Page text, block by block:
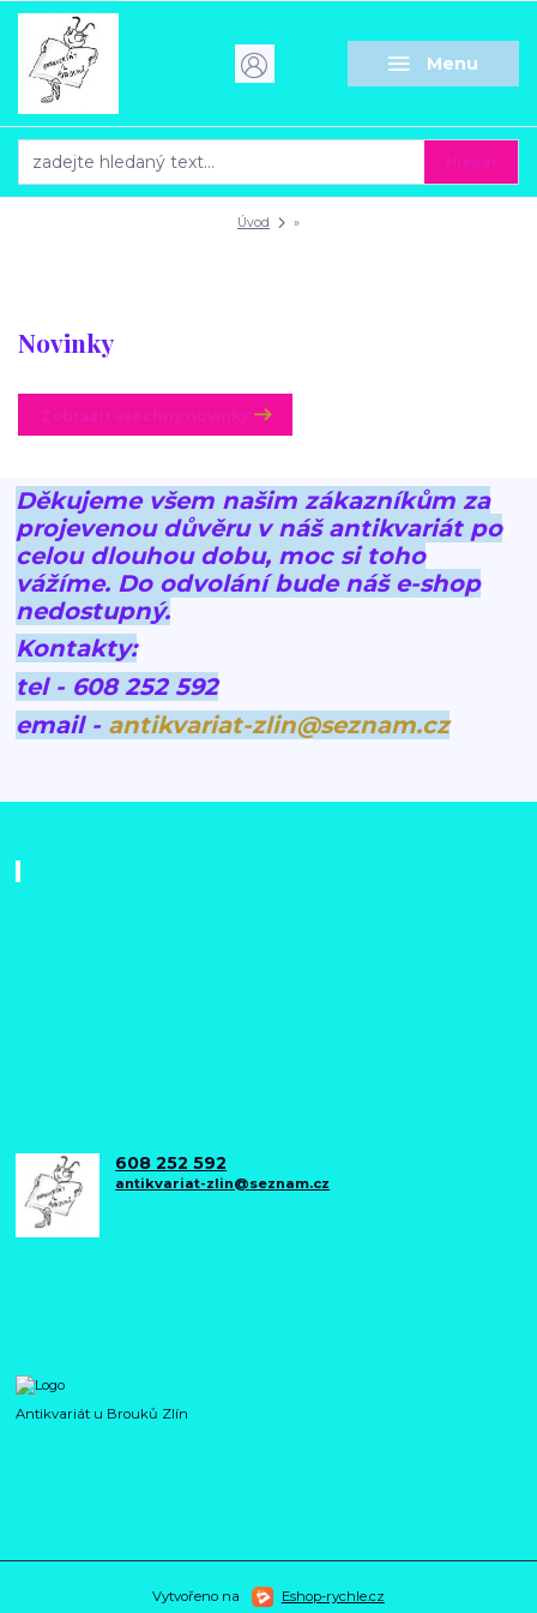
Menu
Úvod »
Novinky
Děkujeme všem našim zákazníkům za
projevenou důvěru v náš antikvariát po
celou dlouhou dobu, moc si toho
vážíme. Do odvolání bude náš e-shop
nedostupný.
Kontakty:
tel - 608 252 592
email - antikvariat-zlin@seznam.cz
608 252 592
antikvariat-zlin@seznam.cz
Antikvariát u Brouků Zlín
Vytvořeno na Eshop-rychle.cz